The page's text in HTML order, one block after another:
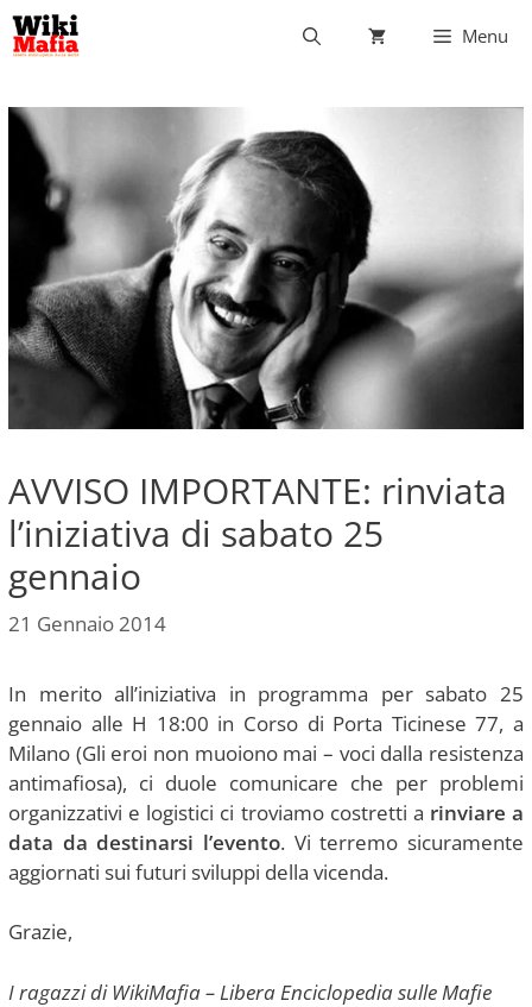
Vai
al
Menu
AVVISO IMPORTANTE: rinviata
l’iniziativa di sabato 25
gennaio
21 Gennaio 2014
In merito all’iniziativa in programma per sabato 25
gennaio alle H 18:00 in Corso di Porta Ticinese 77, a
Milano (Gli eroi non muoiono mai – voci dalla resistenza
antimafiosa), ci duole comunicare che per problemi
organizzativi e logistici ci troviamo costretti a rinviare a
data da destinarsi l’evento. Vi terremo sicuramente
aggiornati sui futuri sviluppi della vicenda.
Grazie,
I ragazzi di WikiMafia – Libera Enciclopedia sulle Mafie